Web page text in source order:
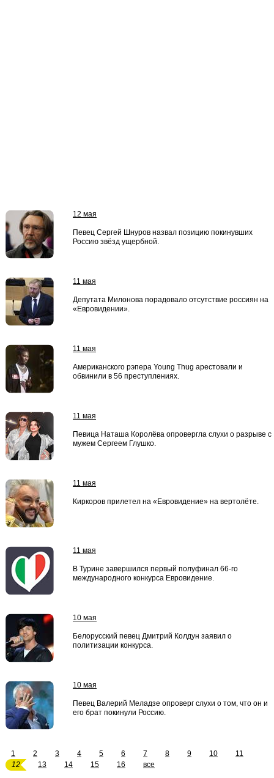
12 мая
Певец Сергей Шнуров назвал позицию покинувших
Россию звёзд ущербной.
11 мая
Депутата Милонова порадовало отсутствие россиян на
«Евровидении».
11 мая
Американского рэпера Young Thug арестовали и
обвинили в 56 преступлениях.
11 мая
Певица Наташа Королёва опровергла слухи о разрыве с
мужем Сергеем Глушко.
11 мая
Киркоров прилетел на «Евровидение» на вертолёте.
11 мая
В Турине завершился первый полуфинал 66-го
международного конкурса Евровидение.
10 мая
Белорусский певец Дмитрий Колдун заявил о
политизации конкурса.
10 мая
Певец Валерий Меладзе опроверг слухи о том, что он и
его брат покинули Россию.
1 2 3 4 5 6 7 8 9 10
11
12
13 14 15 16 все